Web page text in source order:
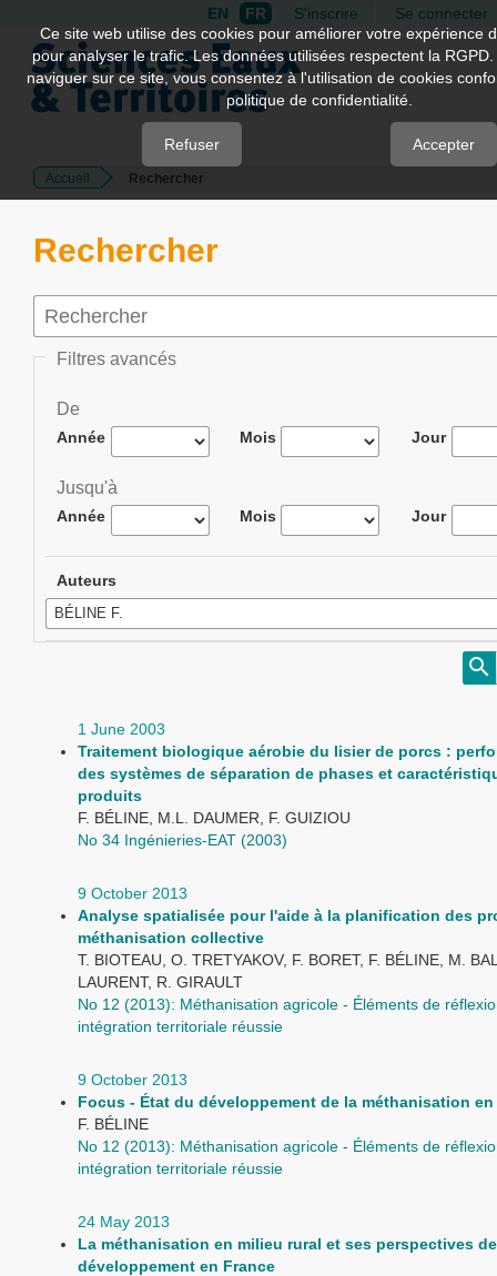
Quick
jump
page
Main
Content
EN FR S'inscrire Se connecter
Accueil Rechercher
Rechercher
Filtres avancés
De
Année Mois Jour
Jusqu'à
Année Mois Jour
Auteurs
1 June 2003
Traitement biologique aérobie du lisier de porcs :
des systèmes de séparation de phases et
produits
F. BÉLINE, M.L. DAUMER, F. GUIZIOU
No 34 Ingénieries-EAT (2003)
9 October 2013
Analyse spatialisée pour l'aide à la planification des
méthanisation collective
T. BIOTEAU, O. TRETYAKOV, F. BORET, F. BÉLINE, M.
LAURENT, R. GIRAULT
No 12 (2013): Méthanisation agricole - Éléments de
intégration territoriale réussie
9 October 2013
Focus - État du développement de la méthanisation en
F. BÉLINE
No 12 (2013): Méthanisation agricole - Éléments de
intégration territoriale réussie
24 May 2013
La méthanisation en milieu rural et ses perspectives de
développement en France
Ce site web utilise des cookies pour améliorer votre expérience
pour analyser le trafic. Les données utilisées respectent la
naviguer sur ce site, vous consentez à l'utilisation de cookies
politique de confidentialité.
Refuser Accepter